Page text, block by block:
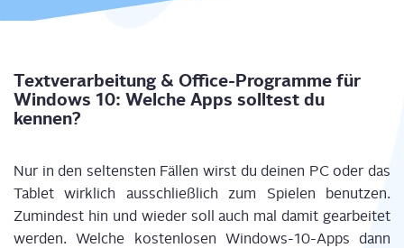
Text­ver­ar­bei­tung & Office-Pro­gram­me für
Win­dows 10: Wel­che Apps soll­test du
kennen?
Nur in den sel­tens­ten Fäl­len wirst du dei­nen PC oder das
Tablet wirk­lich aus­schließ­lich zum Spie­len benut­zen.
Zumin­dest hin und wie­der soll auch mal damit gear­bei­tet
wer­den. Wel­che kos­ten­lo­sen Win­dows-10-Apps dann